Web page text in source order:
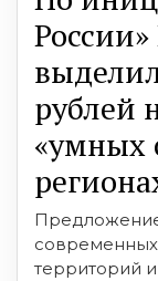
рублей
«умных
территорий